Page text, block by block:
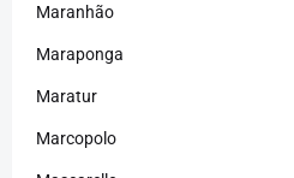
Maranhão
Maraponga
Maratur
Marcopolo